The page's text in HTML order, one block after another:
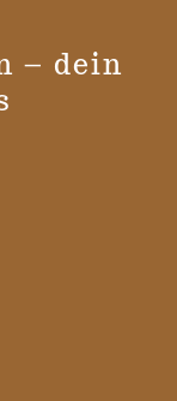
– dein